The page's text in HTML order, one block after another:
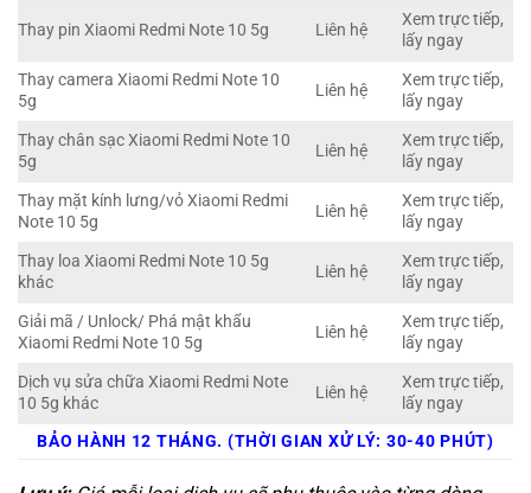
Thay pin Xiaomi Redmi Note 10 5g Liên hệ
Xem trực tiếp,
lấy ngay
Thay camera Xiaomi Redmi Note 10
5g
Liên hệ
Xem trực tiếp,
lấy ngay
Thay chân sạc Xiaomi Redmi Note 10
5g
Liên hệ
Xem trực tiếp,
lấy ngay
Thay mặt kính lưng/vỏ Xiaomi Redmi
Note 10 5g
Liên hệ
Xem trực tiếp,
lấy ngay
Thay loa Xiaomi Redmi Note 10 5g
khác
Liên hệ
Xem trực tiếp,
lấy ngay
Giải mã / Unlock/ Phá mật khẩu
Xiaomi Redmi Note 10 5g
Liên hệ
Xem trực tiếp,
lấy ngay
Dịch vụ sửa chữa Xiaomi Redmi Note
10 5g khác
Liên hệ
Xem trực tiếp,
lấy ngay
BẢO HÀNH 12 THÁNG. (THỜI GIAN XỬ LÝ: 30-40 PHÚT)